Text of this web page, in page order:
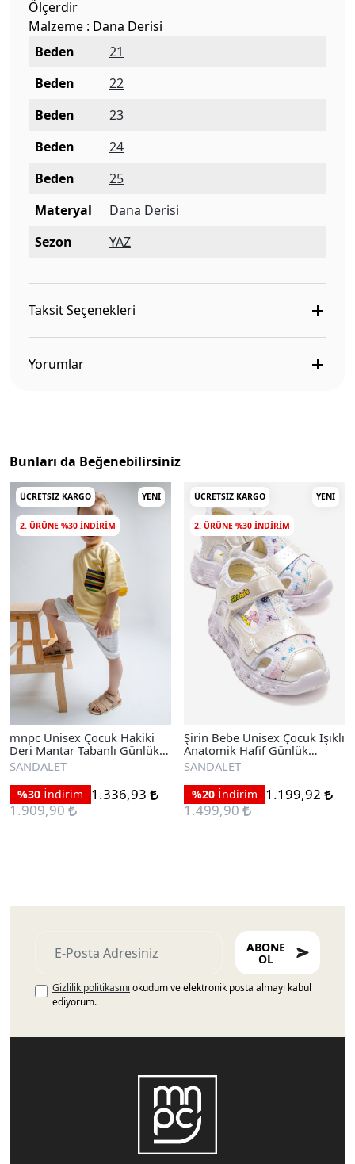
Ölçerdir
Malzeme : Dana Derisi
Beden
21
Beden
22
Beden
23
Beden
24
Beden
25
Materyal
Dana Derisi
Sezon
YAZ
Taksit Seçenekleri
Yorumlar
Bunları da Beğenebilirsiniz
ÜCRETSIZ KARGO YENI
2. ÜRÜNE %30 INDIRIM
mnpc Unisex Çocuk Hakiki
Deri Mantar Tabanlı Günlük
Çocuk Sandalet
SANDALET
%30 İndirim
1.336,93
1.909,90
ÜCRETSIZ KARGO YENI
2. ÜRÜNE %30 INDIRIM
Şirin Bebe Unisex Çocuk Işıklı
Anatomik Hafif Günlük
Sandalet
SANDALET
%20 İndirim
1.199,92
1.499,90
ABONE
OL
Gizlilik politikasını okudum ve elektronik posta almayı kabul
ediyorum.